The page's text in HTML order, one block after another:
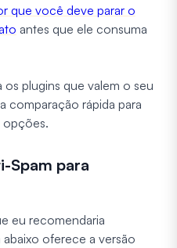
que você deve parar o
antes que ele consuma
plugins que valem o seu
comparação rápida para
opções.
Spam para
eu recomendaria
oferece a versão